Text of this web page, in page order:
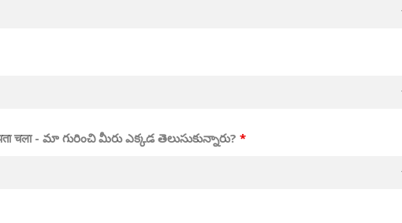
चला - మా గురించి మీరు ఎక్కడ తెలుసుకున్నారు?*